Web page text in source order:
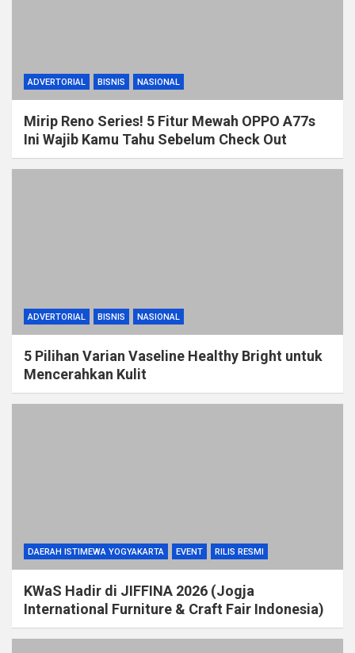
ADVERTORIAL BISNIS NASIONAL
Mirip Reno Series! 5 Fitur Mewah OPPO A77s
Ini Wajib Kamu Tahu Sebelum Check Out
ADVERTORIAL BISNIS NASIONAL
5 Pilihan Varian Vaseline Healthy Bright untuk
Mencerahkan Kulit
DAERAH ISTIMEWA YOGYAKARTA EVENT RILIS RESMI
KWaS Hadir di JIFFINA 2026 (Jogja
International Furniture & Craft Fair Indonesia)